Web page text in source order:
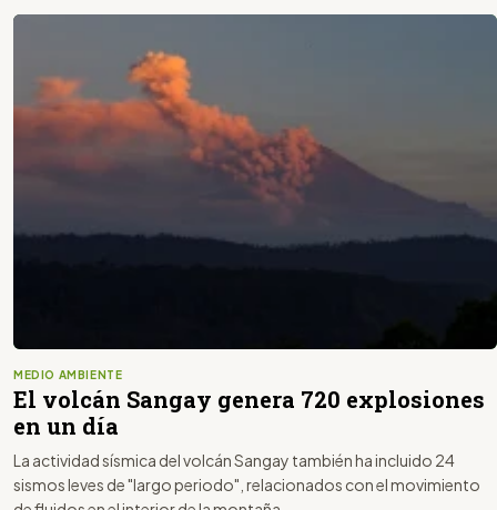
MEDIO AMBIENTE
El volcán Sangay genera 720 explosiones
en un día
La actividad sísmica del volcán Sangay también ha incluido 24
sismos leves de "largo periodo", relacionados con el movimiento